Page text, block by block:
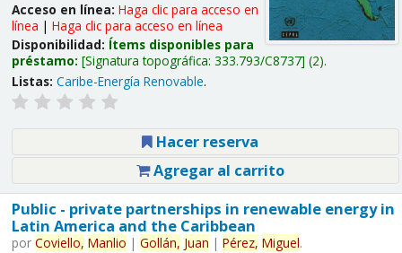
Acceso en línea: Haga clic para acceso en
línea | Haga clic para acceso en línea
Disponibilidad: Ítems disponibles para
préstamo: Signatura topográfica: 333.793/C8737 (2).
Listas: Caribe-Energía Renovable.
Hacer reserva
Agregar al carrito
Public - private partnerships in renewable energy in
Latin America and the Caribbean
por Coviello, Manlio | Gollán, Juan | Pérez, Miguel.